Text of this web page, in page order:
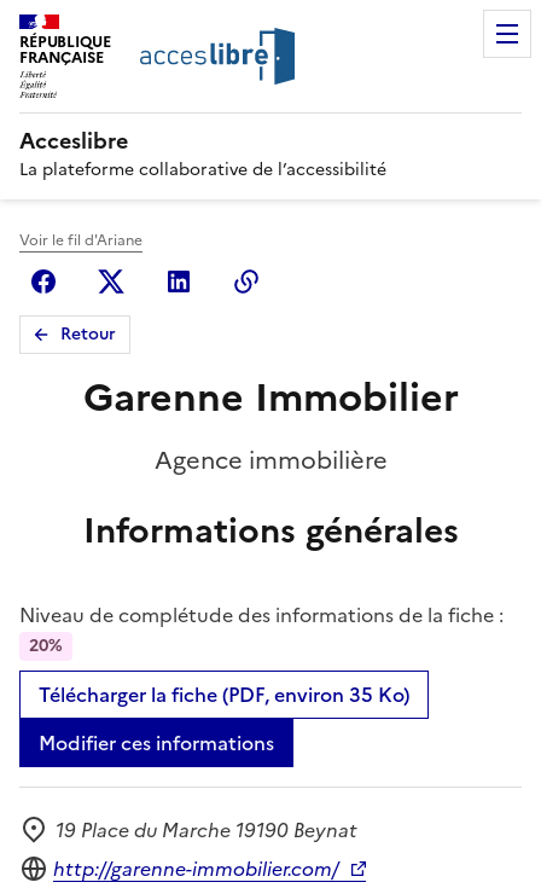
RÉPUBLIQUE
FRANÇAISE
Acceslibre
La plateforme collaborative de l’accessibilité
Voir le fil d'Ariane
FacebookX (anciennement Twitter)
Linkedin
Retour
Garenne Immobilier
Agence immobilière
Informations générales
Niveau de complétude des informations de la fiche :
20%
Télécharger la fiche (PDF, environ 35 Ko)
Modifier ces informations
Adresse
19 Place du Marche 19190 Beynat
Site internet
http://garenne-immobilier.com/